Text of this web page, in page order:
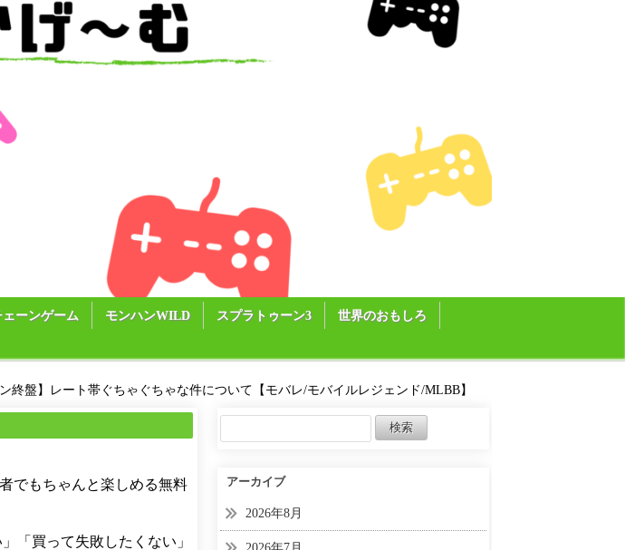
ーンゲーム モンハンWILD スプラトゥーン3
世界のおもしろ
ン終盤】レート帯ぐちゃぐちゃな件について【モバレ/モバイルレジェンド/MLBB】
でもちゃんと楽しめる無料
「買って失敗したくない」
アーカイブ
2026年8月